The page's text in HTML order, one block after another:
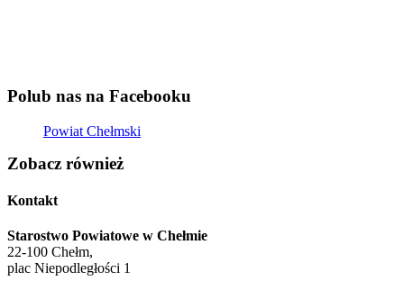
Polub nas na Facebooku
Powiat Chełmski
Zobacz również
Kontakt
Starostwo Powiatowe w Chełmie
22-100 Chełm,
plac Niepodległości 1